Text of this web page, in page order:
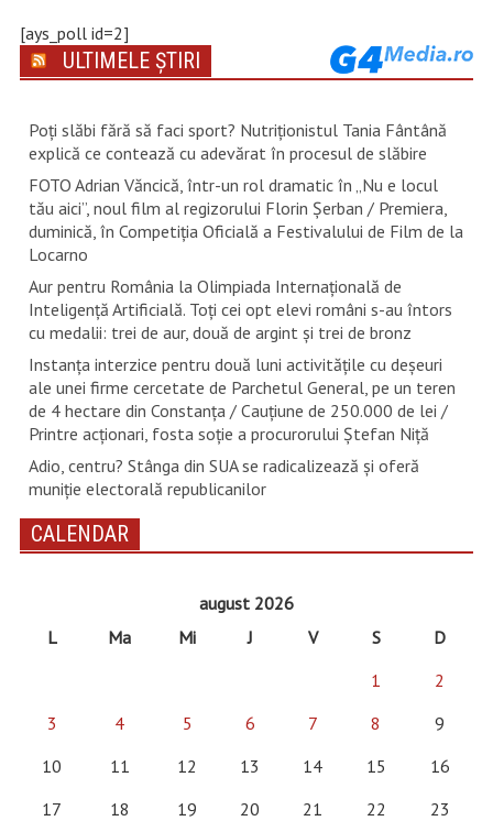
[ays_poll id=2]
ULTIMELE ȘTIRI
Poți slăbi fără să faci sport? Nutriționistul Tania Fântână
explică ce contează cu adevărat în procesul de slăbire
FOTO Adrian Văncică, într-un rol dramatic în „Nu e locul
tău aici”, noul film al regizorului Florin Șerban / Premiera,
duminică, în Competiția Oficială a Festivalului de Film de la
Locarno
Aur pentru România la Olimpiada Internațională de
Inteligență Artificială. Toți cei opt elevi români s-au întors
cu medalii: trei de aur, două de argint și trei de bronz
Instanța interzice pentru două luni activitățile cu deșeuri
ale unei firme cercetate de Parchetul General, pe un teren
de 4 hectare din Constanța / Cauțiune de 250.000 de lei /
Printre acționari, fosta soție a procurorului Ștefan Niță
Adio, centru? Stânga din SUA se radicalizează și oferă
muniție electorală republicanilor
CALENDAR
august 2026
L
Ma Mi J V S
D
1
2
3
4 5 6 7 8
9
10
11 12 13 14 15
16
17
18 19 20 21 22
23